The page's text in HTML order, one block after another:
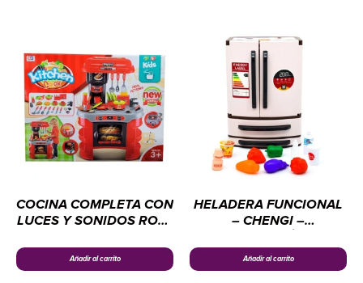
COCINA COMPLETA CON
LUCES Y SONIDOS ROJA
ELECTRODOMÉSTICOS
CHENGI
Añadir al carrito
HELADERA FUNCIONAL
– CHENGI –
CHENGI
Añadir al carrito